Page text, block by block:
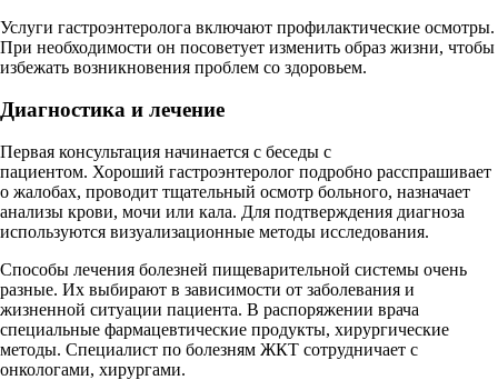
Услуги гастроэнтеролога включают профилактические осмотры.
При необходимости он посоветует изменить образ жизни, чтобы
избежать возникновения проблем со здоровьем.
Диагностика и лечение
Первая консультация начинается с беседы с
пациентом. Хороший гастроэнтеролог подробно расспрашивает
о жалобах, проводит тщательный осмотр больного, назначает
анализы крови, мочи или кала. Для подтверждения диагноза
используются визуализационные методы исследования.
Способы лечения болезней пищеварительной системы очень
разные. Их выбирают в зависимости от заболевания и
жизненной ситуации пациента. В распоряжении врача
специальные фармацевтические продукты, хирургические
методы. Специалист по болезням ЖКТ сотрудничает с
онкологами, хирургами.